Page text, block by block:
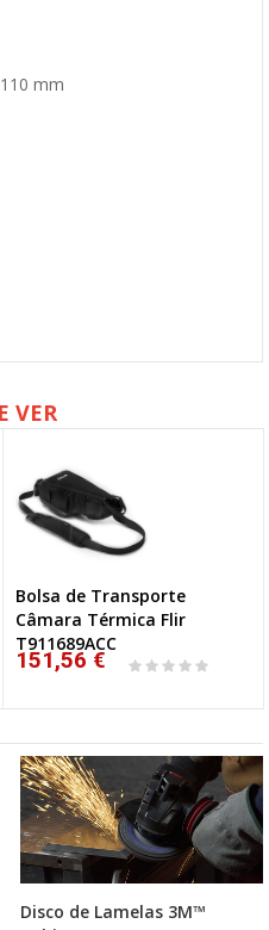
mm
VER
Bolsa de Transporte
Câmara Térmica Flir
T911689ACC
151,56 €
Disco de Lamelas 3M™